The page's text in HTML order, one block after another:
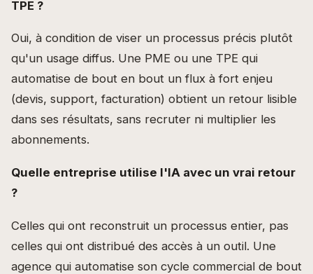
TPE ?
Oui, à condition de viser un processus précis plutôt
qu'un usage diffus. Une PME ou une TPE qui
automatise de bout en bout un flux à fort enjeu
(devis, support, facturation) obtient un retour lisible
dans ses résultats, sans recruter ni multiplier les
abonnements.
Quelle entreprise utilise l'IA avec un vrai retour
?
Celles qui ont reconstruit un processus entier, pas
celles qui ont distribué des accès à un outil. Une
agence qui automatise son cycle commercial de bout